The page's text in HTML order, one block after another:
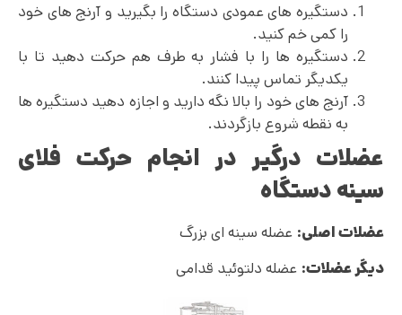
دستگیره های عمودی دستگاه را بگیرید و آرنج های خود
را کمی خم کنید.
دستگیره ها را با فشار به طرف هم حرکت دهید تا با
یکدیگر تماس پیدا کنند.
آرنج های خود را بالا نگه دارید و اجازه دهید دستگیره ها
به نقطه شروع بازگردند.
عضلات درگیر در انجام حرکت فلای
سینه دستگاه
عضلات اصلی: عضله سینه ای بزرگ
دیگر عضلات: عضله دلتوئید قدامی